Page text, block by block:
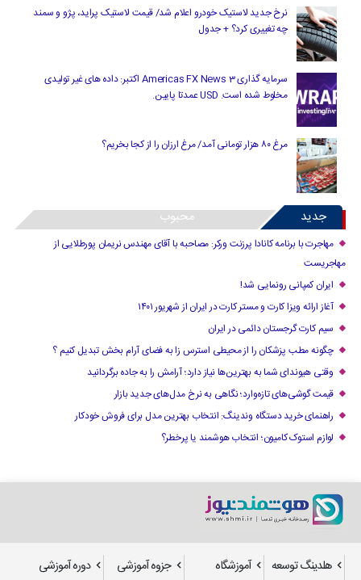
نرخ جدید لاستیک خودرو اعلام شد/ قیمت لاستیک پراید، پژو و سمند
چه تغییری کرد؟ + جدول
سرمایه گذاری Americas FX News 3 اکتبر: داده های غیر تولیدی
مخلوط شده است. USD عمدتا پایین.
مرغ ۸۰ هزار تومانی آمد/ مرغ ارزان را از کجا بخریم؟
جدید محبوب
مهاجرت با برنامه کانادا پرزنت ورکر: مصاحبه با آقای مهندس نریمان پورطلایی از
مهاجریست
ایران کمپانی رونمایی شد!
آغاز ارائه ویزا کارت و مستر کارت در ایران از شهریور ۱۴۰۱
سیم کارت گرجستان دائمی در ایران
چگونه مطب پزشکان را از محیطی استرس زا به فضای آرام بخش تبدیل کنیم ؟
وقتی هیوندای شما به بهترین‌ها نیاز دارد؛ آرامش را به جاده برگردانید
قیمت گوشی‌های تازه‌وارد؛ نگاهی به نرخ مدل‌های جدید بازار
راهنمای خرید دستگاه وندینگ: انتخاب بهترین مدل برای فروش خودکار
لوازم استوک کامیون؛ انتخاب هوشمند یا پرخطر؟
هلدینگ توسعه
آموزشگاه
جزوه آموزشی
دوره آموزشی